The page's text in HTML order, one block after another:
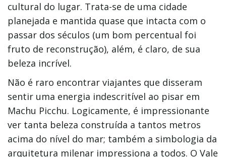
cultural do lugar. Trata-se de uma cidade
planejada e mantida quase que intacta com o
passar dos séculos (um bom percentual foi
fruto de reconstrução), além, é claro, de sua
beleza incrível.
Não é raro encontrar viajantes que disseram
sentir uma energia indescritível ao pisar em
Machu Picchu. Logicamente, é impressionante
ver tanta beleza construída a tantos metros
acima do nível do mar; também a simbologia da
arquitetura milenar impressiona a todos. O Vale